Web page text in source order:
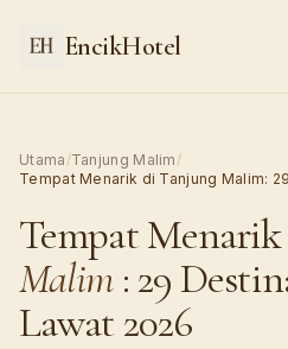
EncikHotel
Utama /Tanjung Malim /
Tempat Menarik di Tanjung Malim:
Tempat
Malim: 29
Lawat 2026